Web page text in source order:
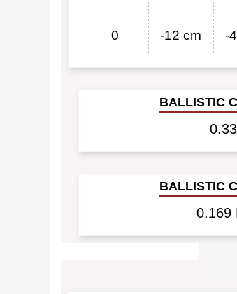
0 -12 cm -
Ballistic
Ballistic
0.169